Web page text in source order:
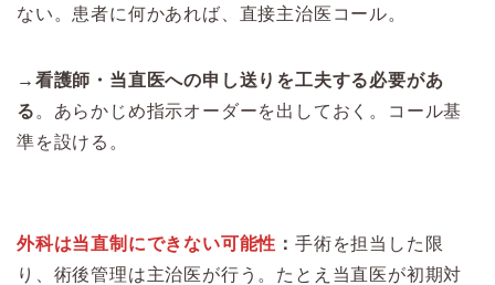
ない。患者に何かあれば、直接主治医コール。
→看護師・当直医への申し送りを工夫する必要があ
る 。あらかじめ指示オーダーを出しておく。コール基
準を設ける。
外科は当直制にできない可能性 ：手術を担当した限
り、術後管理は主治医が行う。たとえ当直医が初期対